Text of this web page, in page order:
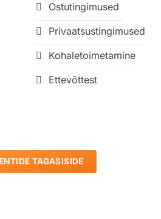
Ostutingimused
Privaatsustingimused
Kohaletoimetamine
Ettevõttest
TAGASISIDE